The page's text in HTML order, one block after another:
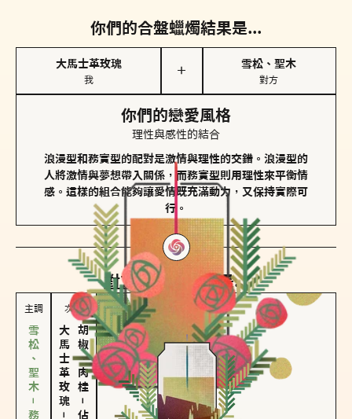
你們的合盤蠟燭結果是...
大馬士革玫瑰
我
＋
雪松、聖木
對方
你們的戀愛風格
理性與感性的結合
浪漫型和務實型的配對是激情與理性的交錯。浪漫型的
人將激情與夢想帶入關係，而務實型則用理性來平衡情
感。這樣的組合能夠讓愛情既充滿動力，又保持實際可
行。
對方的主調蠟燭是...
主調
雪松、聖木－務實型
次調
大馬士革玫瑰胡椒、肉桂
－